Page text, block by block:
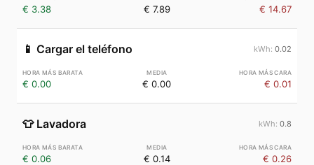
€ 3.38 € 7.89 € 14.67
📱 Cargar el teléfono 0.02
€ 0.00 € 0.00 € 0.01
👕 Lavadora 0.8
€ 0.06 € 0.14 € 0.26